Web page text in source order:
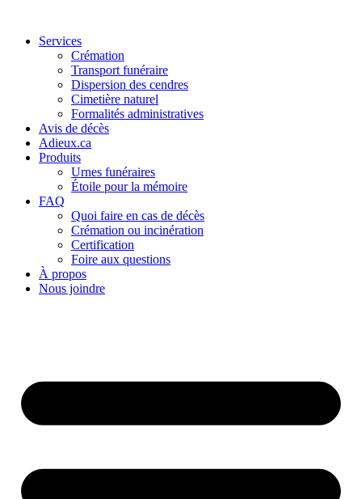
Services
Crémation
Transport funéraire
Dispersion des cendres
Cimetière naturel
Formalités administratives
Avis de décès
Adieux.ca
Produits
Urnes funéraires
Étoile pour la mémoire
FAQ
Quoi faire en cas de décès
Crémation ou incinération
Certification
Foire aux questions
À propos
Nous joindre